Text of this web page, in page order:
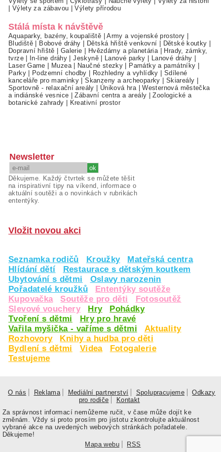
Výlety za zábavou |Výlety přírodou
Stálá místa k návštěvě
Aquaparky, bazény, koupaliště |Army a vojenské prostory
Bludiště
Bobové dráhy Dětská hřiště venkovní Dětské koutky
Dopravní hřiště
Galerie Hvězdárny a planetária|
Hrady, zámky,
tvrze| In-line dráhy |Jeskyně| Lanové parky Lanové dráhy
Laser Game
Muzea| Naučné stezky Památky a památníky
Parky| Podzemní chodby Rozhledny a vyhlídky
Sdílené
kanceláře pro maminky |Skanzeny a archeoparky Skiareály
Sportovně - relaxační areály
Úniková hra|Westernová městečka
a indiánské vesnice |Zábavní centra a areály |Zoologické a
botanické zahrady
Kreativní prostor
Newsletter
Děkujeme. Každý čtvrtek se můžete těšit
na inspirativní tipy na víkend, informace o
aktuální soutěži a o novinkách v rubrikách
ententýky.
Vložit novou akci
Seznamka rodičů Kroužky
Mateřská centra
Hlídání dětí
Restaurace s dětským koutkem
Ubytování s dětmi
Oslavy narozenin
Pořadatelé kroužků
Ententýky soutěže
Kupovačka
Soutěže pro děti
Fotosoutěž
Slevové vouchery
Hry
Pohádky
Tvoření s dětmi
Hry pro hravé
Vařila myšička - vaříme s dětmi
Aktuality
Rozhovory
Knihy a hudba pro děti
Bydlení s dětmi
Videa
Fotogalerie
Testujeme
O nás Reklama Mediální partnerství Spolupracujeme
Odkazy
pro rodiče
Kontakt
Za správnost informací nemůžeme ručit, v čase může dojít ke
změnám. Vždy si proto prosím pro jistotu zkontrolujte aktuálnost
vybrané akce na uvedených webových stránkách pořadatele.
Děkujeme!
Mapa webu
RSS